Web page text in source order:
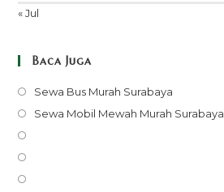
« Jul
Baca Juga
Sewa Bus Murah Surabaya
in
Sewa Mobil Mewah Murah Surabaya